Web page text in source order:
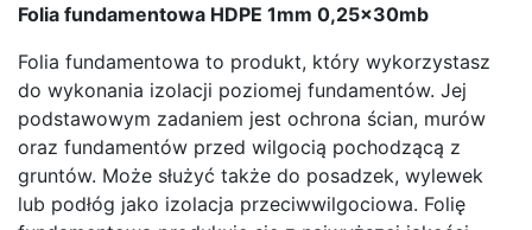
Folia fundamentowa HDPE 1mm 0,25x30mb
Folia fundamentowa to produkt, który wykorzystasz
do wykonania izolacji poziomej fundamentów. Jej
podstawowym zadaniem jest ochrona ścian, murów
oraz fundamentów przed wilgocią pochodzącą z
gruntów. Może służyć także do posadzek, wylewek
lub podłóg jako izolacja przeciwwilgociowa. Folię